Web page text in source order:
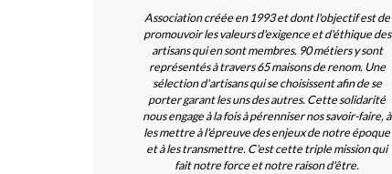
Association créée en 1993 et dont l'objectif est de
promouvoir les valeurs d'exigence et d'éthique des
artisans qui en sont membres. 90 métiers y sont
représentés à travers 65 maisons de renom. Une
sélection d'artisans qui se choisissent afin de se
porter garant les uns des autres. Cette solidarité
nous engage à la fois à pérenniser nos savoir-faire, à
les mettre à l'épreuve des enjeux de notre époque
et à les transmettre. C'est cette triple mission qui
fait notre force et notre raison d'être.